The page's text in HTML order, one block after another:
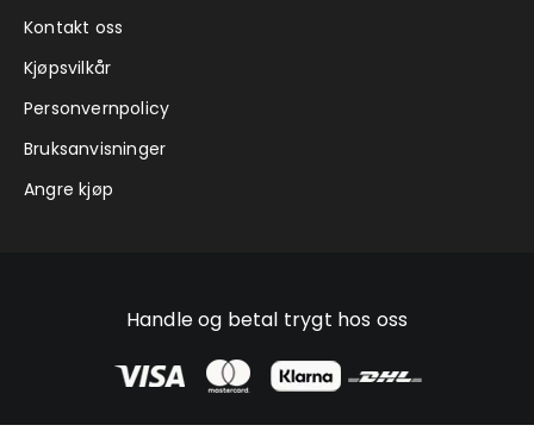
Kontakt oss
Kjøpsvilkår
Personvernpolicy
Bruksanvisninger
Angre kjøp
Handle og betal trygt hos oss